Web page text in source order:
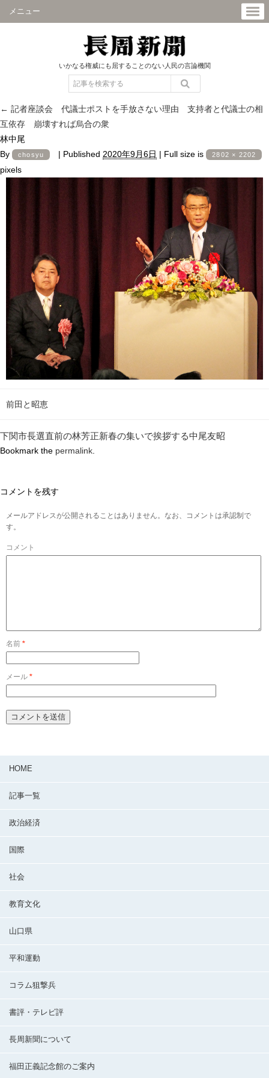
メニュー
いかなる権威にも屈することのない人民の言論機関
← 記者座談会 代議士ポストを手放さない理由 支持者と代議士の相
互依存 崩壊すれば烏合の衆
林中尾
By
chosyu | Published 2020年9月6日 | Full size is 2802 × 2202
pixels
前田と昭恵
下関市長選直前の林芳正新春の集いで挨拶する中尾友昭
Bookmark the permalink
コメントを残す
メールアドレスが公開されることはありません。なお、コメントは承認制で
す。
コメント
名前 *
メール *
HOME
記事一覧
政治経済
国際
社会
教育文化
山口県
平和運動
コラム狙撃兵
書評・テレビ評
長周新聞について
福田正義記念館のご案内